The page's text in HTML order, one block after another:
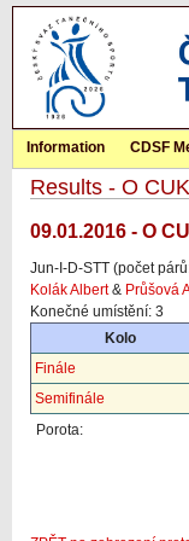
Information CDSF
Results - O
09.01.2016 - O
Jun-I-D-STT (počet
Kolák Albert& Průšová
Konečné umístění: 3
Kolo
Finále
Semifinále
Porota: